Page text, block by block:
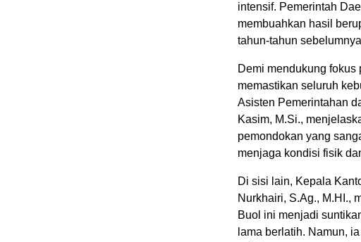
intensif. Pemerintah
membuahkan hasil
tahun-tahun
Demi mendukung fokus
memastikan seluruh
Asisten Pemerintahan
Kasim, M.Si.,
pemondokan yang
menjaga kondisi fisik
Di sisi lain, Kepala
Nurkhairi, S.Ag., M.HI.,
Buol ini menjadi
lama berlatih. Namun,